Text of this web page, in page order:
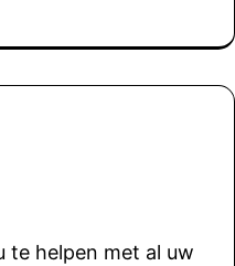
te helpen met al uw